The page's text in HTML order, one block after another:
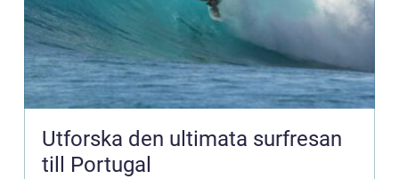
Utforska den ultimata surfresan
till Portugal